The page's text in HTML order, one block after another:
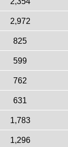
2,972
825
599
762
631
1,783
1,296